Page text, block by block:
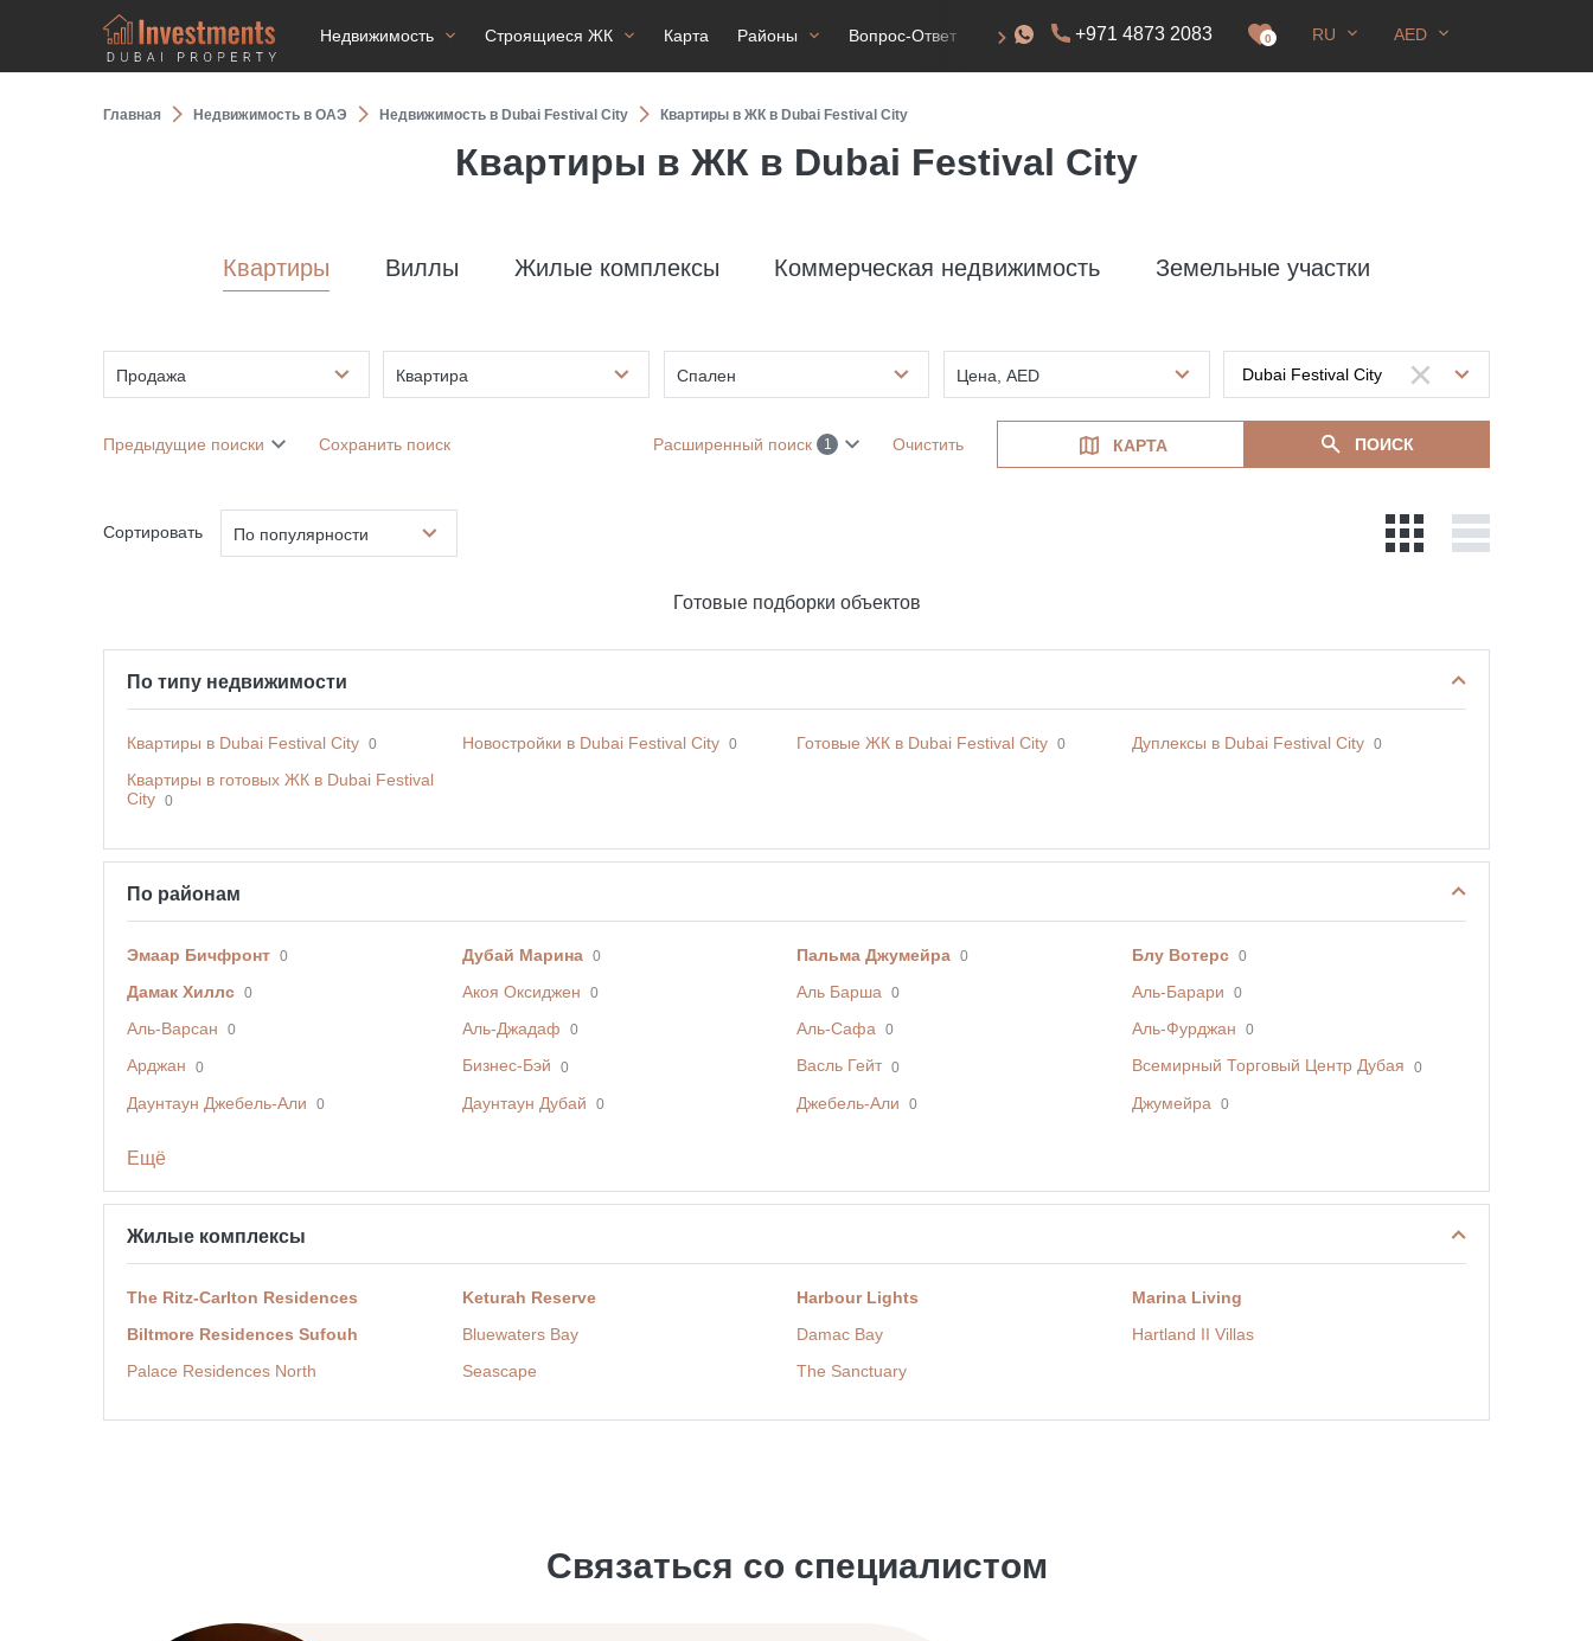
Недвижимость Строящиеся ЖК Карта Районы Вопрос-Ответ ВНЖ +971 4873 2083 0 RU AED
Главная Недвижимость в ОАЭ Недвижимость в Dubai Festival City Квартиры в ЖК в Dubai Festival City
Квартиры в ЖК в Dubai Festival City
Квартиры Виллы Жилые комплексы Коммерческая недвижимость Земельные участки
Продажа Квартира Спален Цена, AED
Предыдущие поиски Сохранить поиск Расширенный поиск 1 Очистить КАРТА ПОИСК
Сортировать По популярности
Готовые подборки объектов
По типу недвижимости
Квартиры в Dubai Festival City 0 Новостройки в Dubai Festival City 0 Готовые ЖК в Dubai Festival City 0 Дуплексы в Dubai Festival City 0
Квартиры в готовых ЖК в Dubai Festival
City 0
По районам
Эмаар Бичфронт 0 Дубай Марина 0 Пальма Джумейра 0 Блу Вотерс 0
Дамак Хиллс 0 Акоя Оксиджен 0 Аль Барша 0 Аль-Барари 0
Аль-Варсан 0 Аль-Джадаф 0 Аль-Сафа 0 Аль-Фурджан 0
Арджан 0 Бизнес-Бэй 0 Васль Гейт 0 Всемирный Торговый Центр Дубая 0
Даунтаун Джебель-Али 0 Даунтаун Дубай 0 Джебель-Али 0 Джумейра 0
Ещё
Жилые комплексы
The Ritz-Carlton Residences Keturah Reserve Harbour Lights
Marina Living
Biltmore Residences Sufouh
Bluewaters Bay Damac Bay
Hartland II Villas
Palace Residences North
Seascape The Sanctuary
Связаться со специалистом